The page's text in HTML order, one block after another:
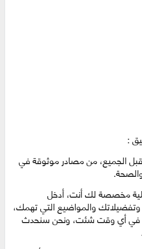
:
الجميع، من مصادر موثوقة في
مخصصة لك أنت، أدخل
والمواضيع التي تهمك،
في أي وقت شئت، ونحن سنحدث